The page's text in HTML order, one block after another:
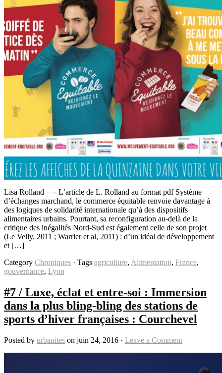
Lisa Rolland —- L’article de L. Rolland au format pdf Système
d’échanges marchand, le commerce équitable renvoie davantage à
des logiques de solidarité internationale qu’à des dispositifs
alimentaires urbains. Pourtant, sa reconfiguration au-delà de la
critique des inégalités Nord-Sud est également celle de son projet
(Le Velly, 2011 ; Warrier et al, 2011) : d’un idéal de développement
et […]
Category Chroniques · Tags agriculture, Alimentation, France,
gouvernance, Lyon
#7 / Luxe, éclat et entre-soi : Immersion
dans la plus bling-bling des stations de
sports d’hiver françaises : Courchevel
Posted by urbanites on juin 24, 2016 · Leave a Comment